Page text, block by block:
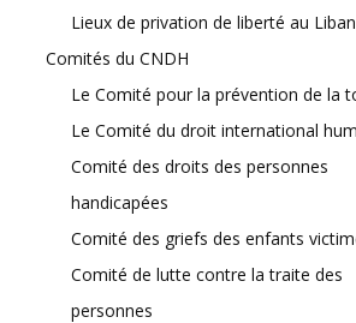
Lieux de privation de liberté au Liban
Comités du CNDH
Le Comité pour la prévention de la
Le Comité du droit international
Comité des droits des personnes
handicapées
Comité des griefs des enfants
Comité de lutte contre la traite des
personnes